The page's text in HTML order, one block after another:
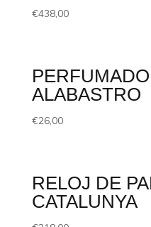
€438,00
ALABASTRO
€26,00
RELOJ DE
CATALUNYA